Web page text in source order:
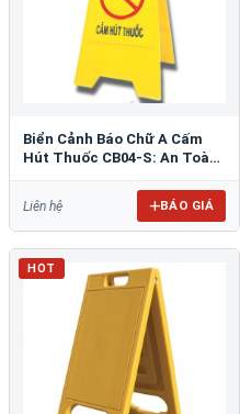
Biển Cảnh Báo Chữ A Cấm
Hút Thuốc CB04-S: An Toàn
Liên hệ BÁO GIÁ
HOT